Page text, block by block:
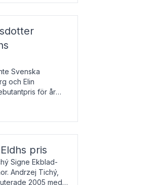
Svenska
och Elin
för år
lyfta fram
pris
Signe Ekblad-
Andrzej Tichý,
2005 med